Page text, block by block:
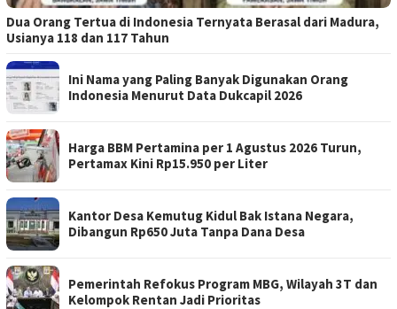
Dua Orang Tertua di Indonesia Ternyata Berasal dari Madura,
Usianya 118 dan 117 Tahun
Ini Nama yang Paling Banyak Digunakan Orang
Indonesia Menurut Data Dukcapil 2026
Harga BBM Pertamina per 1 Agustus 2026 Turun,
Pertamax Kini Rp15.950 per Liter
Kantor Desa Kemutug Kidul Bak Istana Negara,
Dibangun Rp650 Juta Tanpa Dana Desa
Pemerintah Refokus Program MBG, Wilayah 3T dan
Kelompok Rentan Jadi Prioritas